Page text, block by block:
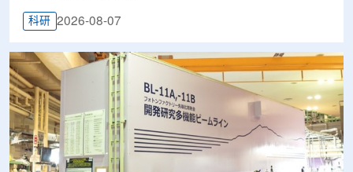
科研 2026-08-07